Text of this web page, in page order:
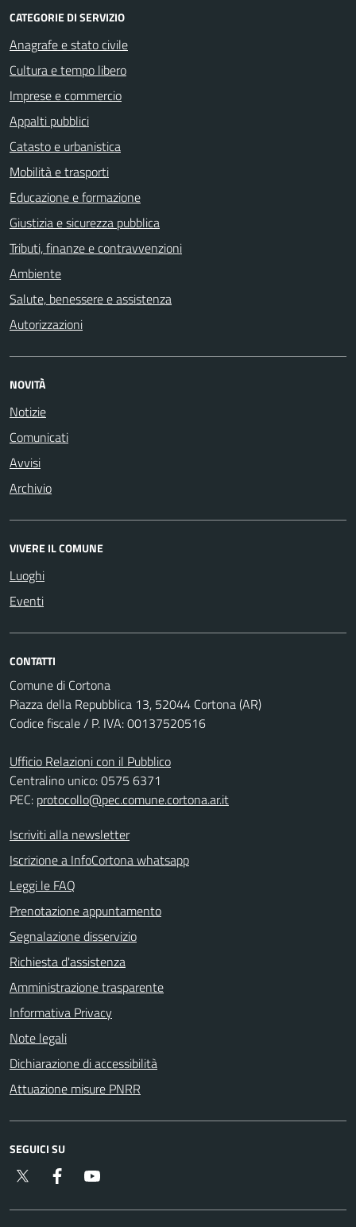
CATEGORIE DI SERVIZIO
Anagrafe e stato civile
Cultura e tempo libero
Imprese e commercio
Appalti pubblici
Catasto e urbanistica
Mobilità e trasporti
Educazione e formazione
Giustizia e sicurezza pubblica
Tributi, finanze e contravvenzioni
Ambiente
Salute, benessere e assistenza
Autorizzazioni
NOVITÀ
Notizie
Comunicati
Avvisi
Archivio
VIVERE IL COMUNE
Luoghi
Eventi
CONTATTI
Comune di Cortona
Piazza della Repubblica 13, 52044 Cortona (AR)
Codice fiscale / P. IVA: 00137520516
Ufficio Relazioni con il Pubblico
Centralino unico: 0575 6371
PEC: protocollo@pec.comune.cortona.ar.it
Iscriviti alla newsletter
Iscrizione a InfoCortona whatsapp
Leggi le FAQ
Prenotazione appuntamento
Segnalazione disservizio
Richiesta d'assistenza
Amministrazione trasparente
Informativa Privacy
Note legali
Dichiarazione di accessibilità
Attuazione misure PNRR
SEGUICI SU
Twitter Facebook